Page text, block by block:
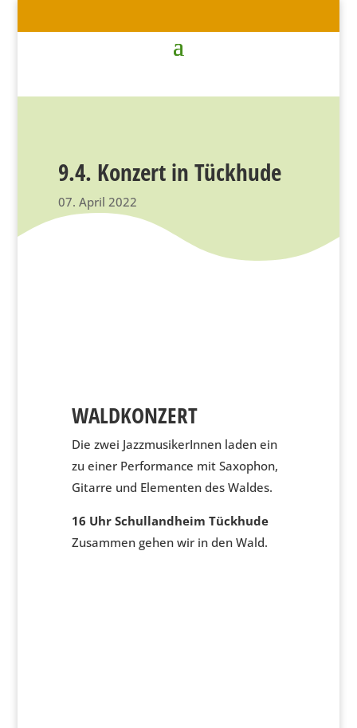
9.4. Konzert in Tückhude
07. April 2022
WALDKONZERT
Die zwei JazzmusikerInnen laden ein
zu einer Performance mit Saxophon,
Gitarre und Elementen des Waldes.
16 Uhr Schullandheim Tückhude
Zusammen gehen wir in den Wald.